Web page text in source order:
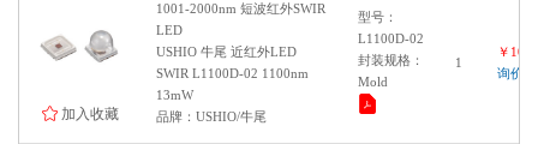
加入收藏
1001-2000nm 短波红外SWIR
LED
USHIO 牛尾 近红外LED
SWIR L1100D-02 1100nm
13mW
品牌：USHIO/牛尾
型号：
L1100D-02
封装规格：
Mold
1
￥
询价